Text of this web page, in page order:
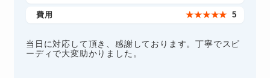
費用 ★★★★★ 5
当日に対応して頂き、感謝しております。丁寧でスピ
ーディで大変助かりました。